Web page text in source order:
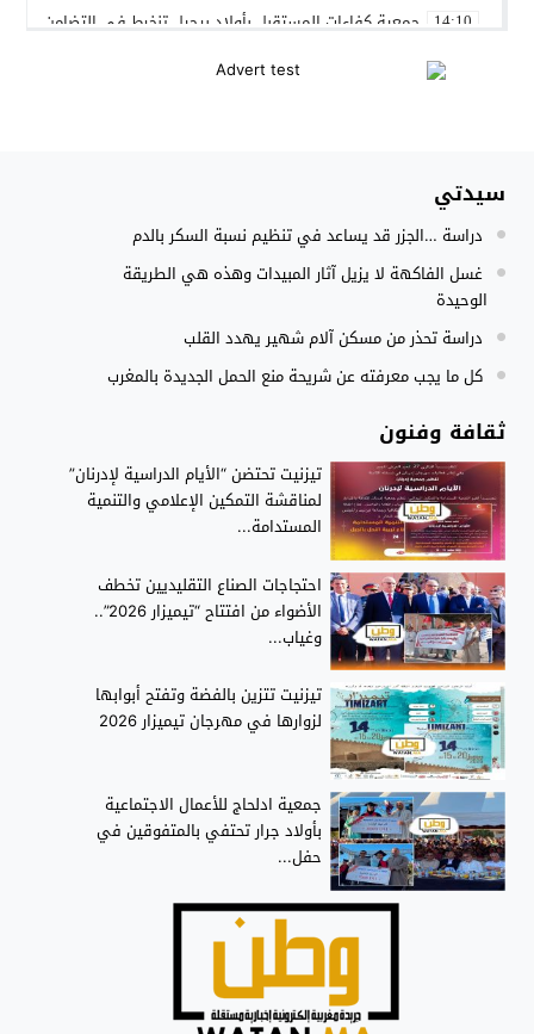
14:10 جمعية كفاءات المستقبل بأولاد برحيل تنخرط في التضامن
12:01 المنتخب المغربي داخل القاعة يتأهل الى نصف نهائي كأس
22:08
15:54 مجلس الحكومة يصادق على مشروع مرسوم مدونة التغطية
سيدتي
دراسة …الجزر قد يساعد في تنظيم نسبة السكر بالدم
غسل الفاكهة لا يزيل آثار المبيدات وهذه هي الطريقة
الوحيدة
دراسة تحذر من مسكن آلام شهير يهدد القلب
كل ما يجب معرفته عن شريحة منع الحمل الجديدة بالمغرب
ثقافة وفنون
تيزنيت تحتضن “الأيام الدراسية لإدرنان”
لمناقشة التمكين الإعلامي والتنمية
المستدامة...
احتجاجات الصناع التقليديين تخطف
الأضواء من افتتاح “تيميزار 2026”..
وغياب...
تيزنيت تتزين بالفضة وتفتح أبوابها
لزوارها في مهرجان تيميزار 2026
جمعية ادلحاج للأعمال الاجتماعية
بأولاد جرار تحتفي بالمتفوقين في
حفل...